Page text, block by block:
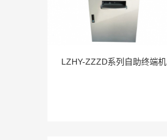
LZHY-ZZZD系列自助终端机